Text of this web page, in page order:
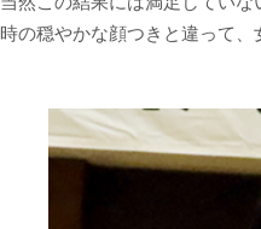
時の穏やかな顔つきと違って